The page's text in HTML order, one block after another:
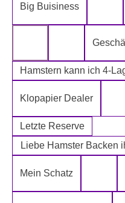
Big Buisiness
Fugen Reiniger
Fürn Arsch
Hamstern kann ich 4-
Klopapier Dealer
Letzte Reserve
Liebe Hamster Backen
Mein Schatz